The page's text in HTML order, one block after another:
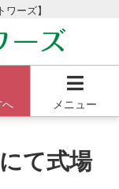
ーズ】
へ メニュー
て式場